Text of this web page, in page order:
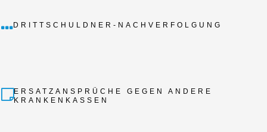
DRITTSCHULDNER-NACHVERFOLGUNG
ERSATZANSPRÜCHE GEGEN ANDERE
KRANKENKASSEN